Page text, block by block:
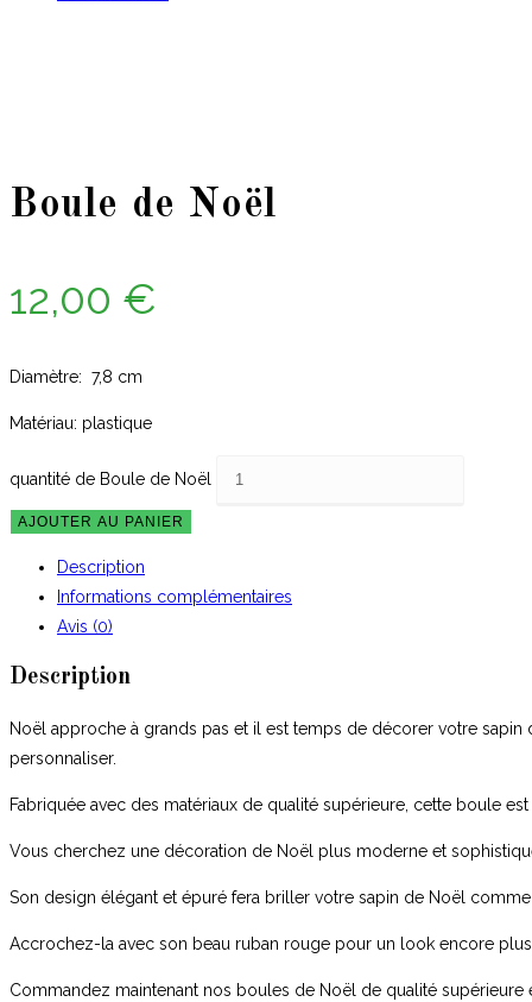
Boule de Noël
12,00 €
Diamètre: 7,8 cm
Matériau: plastique
quantité de Boule de Noël
AJOUTER AU PANIER
Description
Informations complémentaires
Avis (0)
Description
Noël approche à grands pas et il est temps de décorer votre
personnaliser.
Fabriquée avec des matériaux de qualité supérieure, cette boule
Vous cherchez une décoration de Noël plus moderne et
Son design élégant et épuré fera briller votre sapin de Noël comme
Accrochez-la avec son beau ruban rouge pour un look encore
Commandez maintenant nos boules de Noël de qualité